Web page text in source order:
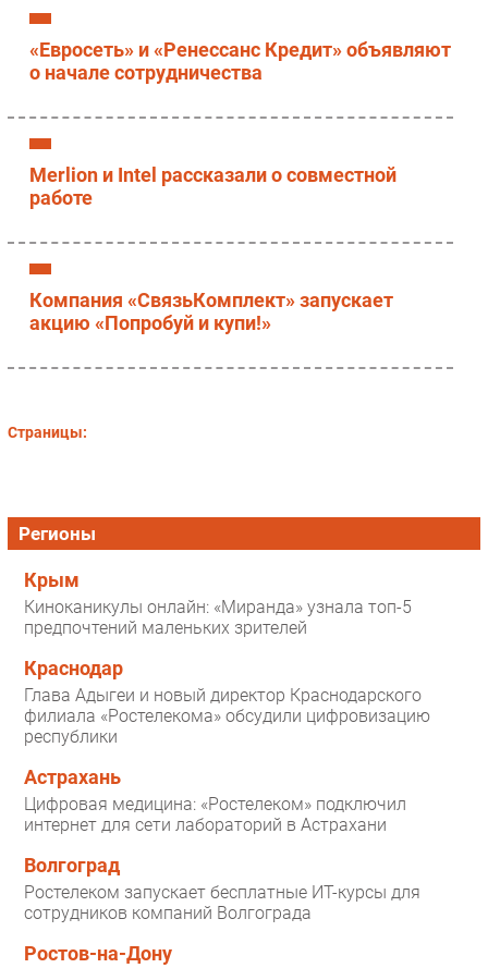
«Евросеть» и «Ренессанс Кредит» объявляют
о начале сотрудничества
Merlion и Intel рассказали о совместной
работе
Компания «СвязьКомплект» запускает
акцию «Попробуй и купи!»
Страницы:
Регионы
Крым
Киноканикулы онлайн: «Миранда» узнала топ-5
предпочтений маленьких зрителей
Краснодар
Глава Адыгеи и новый директор Краснодарского
филиала «Ростелекома» обсудили цифровизацию
республики
Астрахань
Цифровая медицина: «Ростелеком» подключил
интернет для сети лабораторий в Астрахани
Волгоград
Ростелеком запускает бесплатные ИТ-курсы для
сотрудников компаний Волгограда
Ростов-на-Дону